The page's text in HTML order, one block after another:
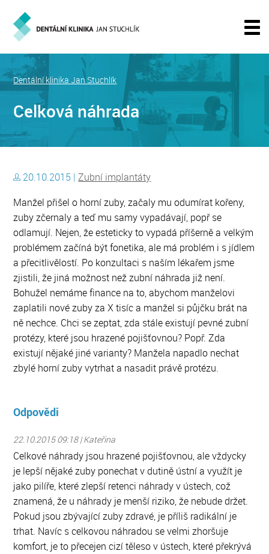
Celková náhrada
Dentální klinika Jan Stuchlík
20.10.2015 |Zubní implantáty
Manžel přišel o horní zuby, začaly mu odumírat kořeny,
zuby zčernaly a teď mu samy vypadávají, popř se
odlamují. Nejen, že esteticky to vypadá příšerně a velkým
problémem začíná být fonetika, ale má problém i s jídlem
a přecitlivělostí. Po konzultaci s naším lékařem jsme
zjistili, že jiná možnost než zubní náhrada již není.
Bohužel nemáme finance na to, abychom manželovi
zaplatili nové zuby za X tisíc a manžel si půjčku brát na
ně nechce. Chci se zeptat, zda stále existují pevné zubní
protézy, které jsou hrazené pojišťovnou? Popř. Zda
existují nějaké jiné varianty? Manžela napadlo nechat
zbylé horní zuby vytrhat a nasadit právě protézu.
Odpovědi
22.10.2015 09:18 | Kateřina
Celkové náhrady jsou hrazené pojišťovnou, ale vždycky
je lepší nějaké zuby ponechat v dutině ústní a využít je
jako pilíře, které zlepší retenci náhrady v ústech, což
znamená, že u náhrady je menší riziko, že nebude držet.
Pokud jsou zbývající zuby zdravé, je příliš radikální je
trhat. Navíc s celkovou náhradou se velmi zhoršuje
komfort, je to přecejen cizí těleso v ústech, které překrývá